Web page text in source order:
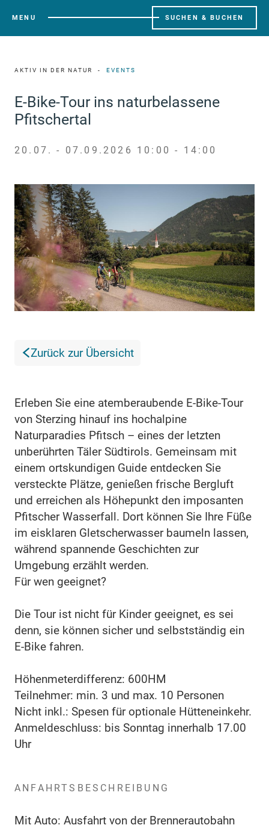
MENU SUCHEN & BUCHEN
AKTIV IN DER NATUR EVENTS
E-Bike-Tour ins naturbelassene
Pfitschertal
20.07. - 07.09.2026 10:00 - 14:00
Zurück zur Übersicht
Erleben Sie eine atemberaubende E-Bike-Tour
von Sterzing hinauf ins hochalpine
Naturparadies Pfitsch – eines der letzten
unberührten Täler Südtirols. Gemeinsam mit
einem ortskundigen Guide entdecken Sie
versteckte Plätze, genießen frische Bergluft
und erreichen als Höhepunkt den imposanten
Pfitscher Wasserfall. Dort können Sie Ihre Füße
im eisklaren Gletscherwasser baumeln lassen,
während spannende Geschichten zur
Umgebung erzählt werden.
Für wen geeignet?
Die Tour ist nicht für Kinder geeignet, es sei
denn, sie können sicher und selbstständig ein
E-Bike fahren.
Höhenmeterdifferenz: 600HM
Teilnehmer: min. 3 und max. 10 Personen
Nicht inkl.: Spesen für optionale Hütteneinkehr.
Anmeldeschluss: bis Sonntag innerhalb 17.00
Uhr
ANFAHRTSBESCHREIBUNG
Mit Auto: Ausfahrt von der Brennerautobahn